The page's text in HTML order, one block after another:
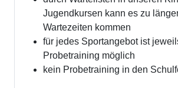
Jugendkursen kann es zu
Wartezeiten kommen
für jedes Sportangebot ist
Probetraining möglich
kein Probetraining in den